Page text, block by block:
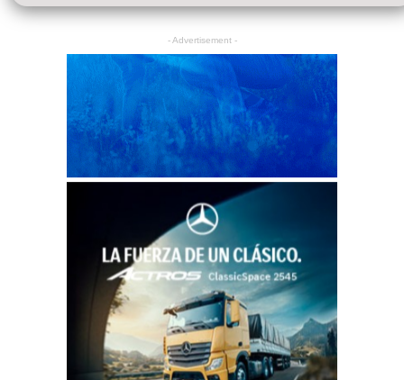
- Advertisement -